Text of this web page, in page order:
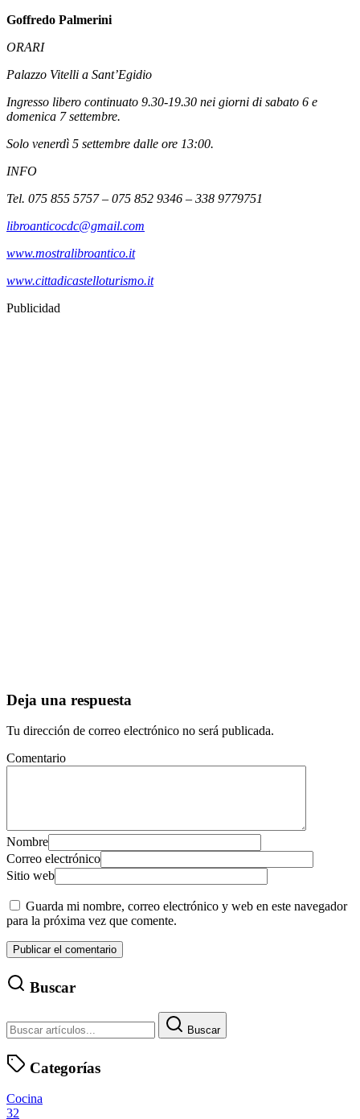
Goffredo Palmerini
ORARI
Palazzo Vitelli a Sant’Egidio
Ingresso libero continuato 9.30-19.30 nei giorni di sabato 6 e
domenica 7 settembre.
Solo venerdì 5 settembre dalle ore 13:00.
INFO
Tel. 075 855 5757 – 075 852 9346 – 338 9779751
libroanticocdc@gmail.com
www.mostralibroantico.it
www.cittadicastelloturismo.it
Publicidad
Deja una respuesta
Tu dirección de correo electrónico no será publicada.
Comentario
Nombre
Correo electrónico
Sitio web
Guarda mi nombre, correo electrónico y web en este navegador
para la próxima vez que comente.
Buscar
Buscar
Categorías
Cocina
32